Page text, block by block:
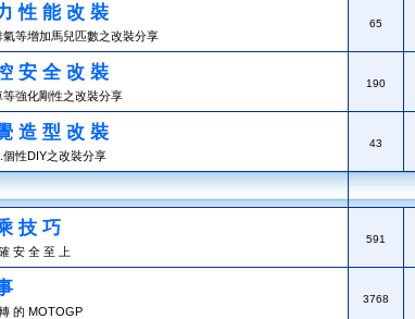
性 能 改 裝
氣等增加馬兒匹數之改裝分享
65
安 全 改 裝
等強化剛性之改裝分享
190
造 型 改 裝
個性DIY之改裝分享
43
技 巧
安 全 至 上
591
的 MOTOGP
3768